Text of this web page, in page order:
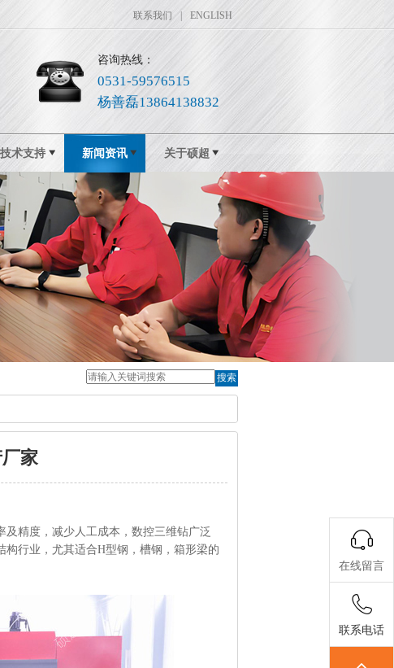
联系我们 ENGLISH
咨询热线：
0531-59576515
杨善磊13864138832
技术支持 新闻资讯 关于硕超
搜索
家
精度，减少人工成本，数控三维钻广泛
行业，尤其适合H型钢，槽钢，箱形梁的
在线留言
联系电话